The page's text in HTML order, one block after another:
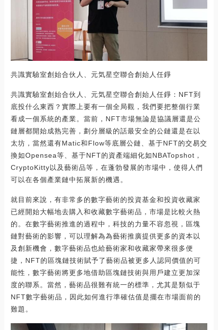
共識實驗室創始合伙人、元気星空聯合創始人任錚
共識實驗室創始合伙人、元気星空聯合創始人任錚：NFT到
底投什么東西？實際上要有一個全局觀，我們要把整個行業
看成一個系統的產業。當前，NFT市場無論是協議層還是公
鏈層都開始成熟完善，劃分層級的話最安全的公鏈還是在以
太坊，當然還有Matic和Flow等底層公鏈、基于NFT的交易交
換如Opensea等、基于NFT的資產端細化如NBATopshot，
CryptoKitty以及藝術品等，在蓬勃發展的市場中，使得人們
可以在各個產業鏈中拓展新的機遇。
就目前來說，有非常多的數字藝術的投資基金和投資收藏家
已經開始大幅地去購入和收藏數字藝術品，市場是比較火熱
的。在數字藝術推進的過程中，科技的力量不容忽視，區塊
鏈對藝術的影響，可以理解為為藝術推廣提供更多的資本以
及創新機會，數字藝術品也給藝術家和收藏家帶來很多便
捷，NFT的區塊鏈技術賦予了藝術品被更多人認同價值的可
能性，數字藝術將更多地借助區塊鏈技術與用戶建立更加深
度的聯系。當然，藝術品很難有統一的標準，尤其是類似于
NFT數字藝術品，因此如何進行準確估值是擺在市場面前的
難題。